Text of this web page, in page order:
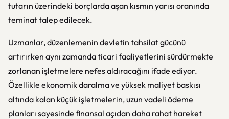
tutarın üzerindeki borçlarda aşan kısmın yarısı oranında
teminat talep edilecek.
Uzmanlar, düzenlemenin devletin tahsilat gücünü
artırırken aynı zamanda ticari faaliyetlerini sürdürmekte
zorlanan işletmelere nefes aldıracağını ifade ediyor.
Özellikle ekonomik daralma ve yüksek maliyet baskısı
altında kalan küçük işletmelerin, uzun vadeli ödeme
planları sayesinde finansal açıdan daha rahat hareket